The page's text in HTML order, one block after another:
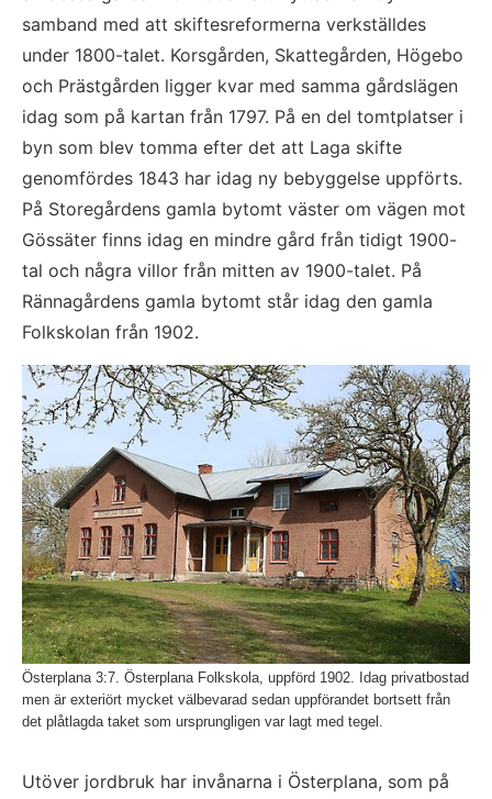
samband med att skiftesreformerna verkställdes
under 1800-talet. Korsgården, Skattegården, Högebo
och Prästgården ligger kvar med samma gårdslägen
idag som på kartan från 1797. På en del tomtplatser i
byn som blev tomma efter det att Laga skifte
genomfördes 1843 har idag ny bebyggelse uppförts.
På Storegårdens gamla bytomt väster om vägen mot
Gössäter finns idag en mindre gård från tidigt 1900-
tal och några villor från mitten av 1900-talet. På
Rännagårdens gamla bytomt står idag den gamla
Folkskolan från 1902.
Österplana 3:7. Österplana Folkskola, uppförd 1902. Idag privatbostad
men är exteriört mycket välbevarad sedan uppförandet bortsett från
det plåtlagda taket som ursprungligen var lagt med tegel.
Utöver jordbruk har invånarna i Österplana, som på